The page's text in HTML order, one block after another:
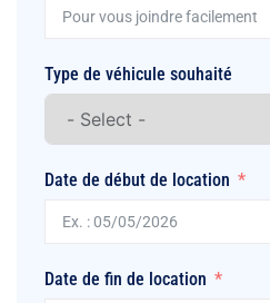
Type de véhicule souhaité
Date de début de location
Date de fin de location